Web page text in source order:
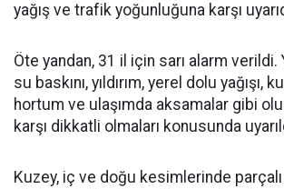
yağış ve trafik yoğunluğuna karşı
Öte yandan, 31 il için sarı alarm verildi.
su baskını, yıldırım, yerel dolu yağışı,
hortum ve ulaşımda aksamalar gibi
karşı dikkatli olmaları konusunda
Kuzey, iç ve doğu kesimlerinde